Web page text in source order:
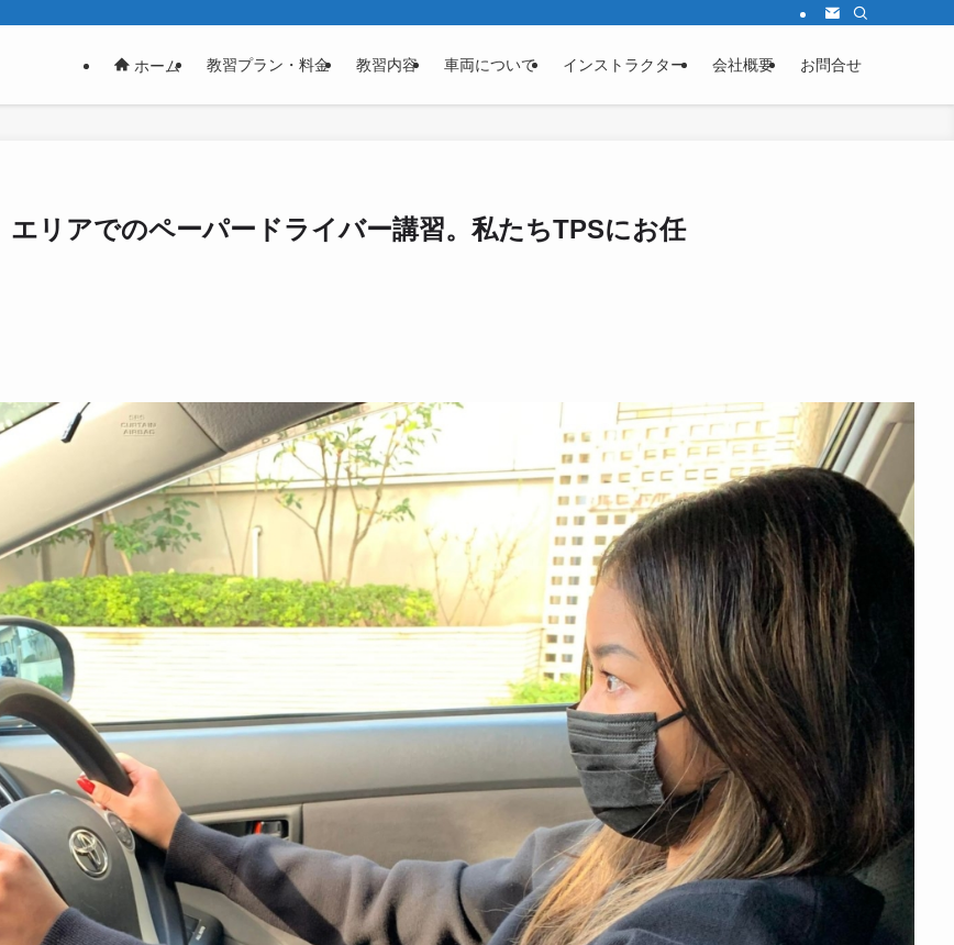
ホーム 教習プラン・料金 教習内容 車両について インストラクター 会社概要 お問合せ
エリアでのペーパードライバー講習。私たちTPSにお任